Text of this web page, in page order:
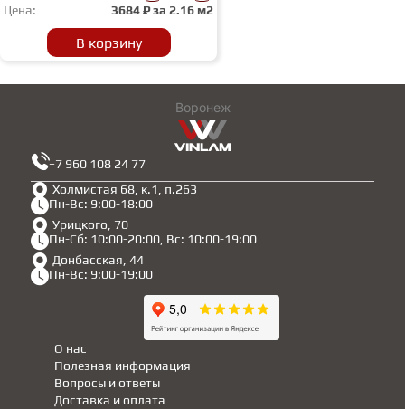
Цена: 3684₽ за 2.16 м2
В корзину
Воронеж
Холмистая 68, к.1, п.263
Пн-Вс: 9:00-18:00
Урицкого, 70
Пн-Сб: 10:00-20:00, Вс: 10:00-19:00
Донбасская, 44
Пн-Вс: 9:00-19:00
+7 960 108 24 77
Полезная информация
Вопросы и ответы
Доставка и оплата
О нас